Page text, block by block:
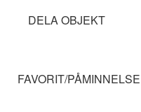
DELA OBJEKT
FAVORIT/PÅMINNELSE